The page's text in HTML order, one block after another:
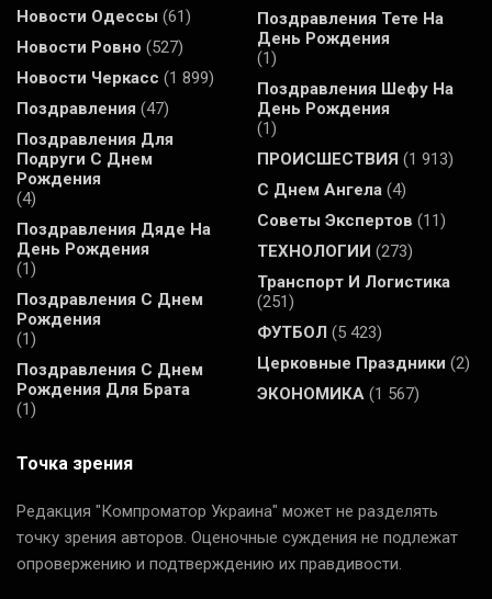
Новости Одессы (61)
Новости Ровно (527)
Новости Черкасс (1 899)
Поздравления (47)
Поздравления Для
Подруги С Днем
Рождения
(4)
Поздравления Дяде На
День Рождения
(1)
Поздравления С Днем
Рождения
(1)
Поздравления С Днем
Рождения Для Брата
(1)
Поздравления Тете На
День Рождения
(1)
Поздравления Шефу На
День Рождения
(1)
ПРОИСШЕСТВИЯ (1 913)
С Днем Ангела (4)
Советы Экспертов (11)
ТЕХНОЛОГИИ (273)
Транспорт И Логистика
(251)
ФУТБОЛ (5 423)
Церковные Праздники (2)
ЭКОНОМИКА (1 567)
Точка зрения
Редакция "Компроматор Украина" может не разделять
точку зрения авторов. Оценочные суждения не подлежат
опровержению и подтверждению их правдивости.